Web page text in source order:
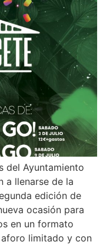
del Ayuntamiento
a llenarse de la
edición de
ocasión para
en un formato
limitado y con